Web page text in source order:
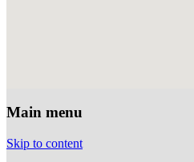
Main menu
Skip to content